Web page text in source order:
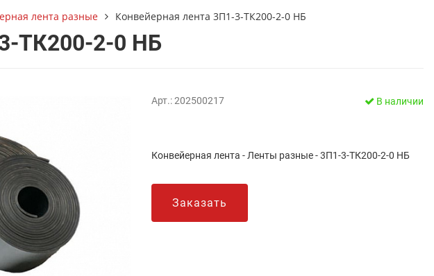
лента разные Конвейерная лента 3П1-3-ТК200-2-0 НБ
ТК200-2-0 НБ
Арт.: 202500217 В наличии
Конвейерная лента - Ленты разные - 3П1-3-ТК200-2-0 НБ
Заказать